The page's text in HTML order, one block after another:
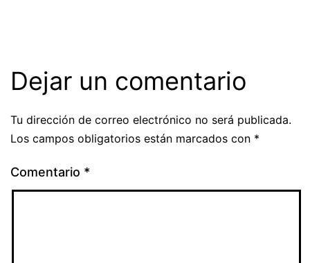
Dejar un comentario
Tu dirección de correo electrónico no será publicada.
Los campos obligatorios están marcados con *
Comentario *